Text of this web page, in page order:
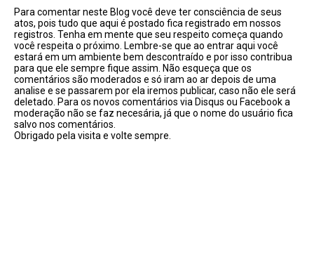
Para comentar neste Blog você deve ter consciência de seus
atos, pois tudo que aqui é postado fica registrado em nossos
registros. Tenha em mente que seu respeito começa quando
você respeita o próximo. Lembre-se que ao entrar aqui você
estará em um ambiente bem descontraído e por isso contribua
para que ele sempre fique assim. Não esqueça que os
comentários são moderados e só iram ao ar depois de uma
analise e se passarem por ela iremos publicar, caso não ele será
deletado. Para os novos comentários via Disqus ou Facebook a
moderação não se faz necesária, já que o nome do usuário fica
salvo nos comentários.
Obrigado pela visita e volte sempre.